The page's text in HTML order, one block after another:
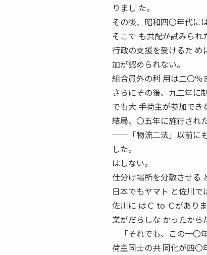
りまし た。
その後、昭和四〇年代に
そこで も共配が試みられ
行政の支援を受けるた
加が認められない。
組合員外の利 用は二〇％
さらにその後、九二年に
でも大 手荷主が参加でき
結局、〇五年に施行され
──「物流二法」以前に
した。
はしない。
仕分け場所を分散させる
日本でもヤマト と佐川で
佐川に はＣ to Ｃがあり
業がだらしな かったから
「それでも、この一〇
荷主同士の共 同化が四〇